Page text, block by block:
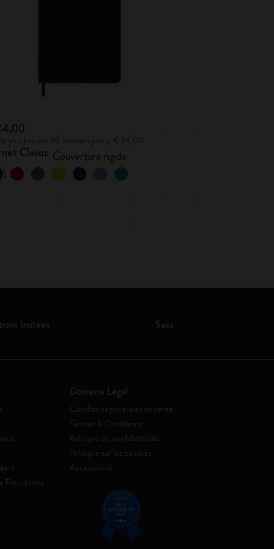
Classic Couverture rigide
limitées Sacs
Foundation
Domaine Légal
Conditions générales de vente
Termes & Conditions
Politique de confidentialité
Politique sur les cookies
Accessibilité